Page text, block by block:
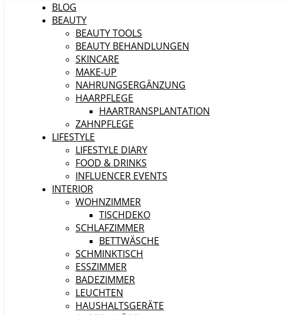
BLOG
BEAUTY
BEAUTY TOOLS
BEAUTY BEHANDLUNGEN
SKINCARE
MAKE-UP
NAHRUNGSERGÄNZUNG
HAARPFLEGE
HAARTRANSPLANTATION
ZAHNPFLEGE
LIFESTYLE
LIFESTYLE DIARY
FOOD & DRINKS
INFLUENCER EVENTS
INTERIOR
WOHNZIMMER
TISCHDEKO
SCHLAFZIMMER
BETTWÄSCHE
SCHMINKTISCH
ESSZIMMER
BADEZIMMER
LEUCHTEN
HAUSHALTSGERÄTE